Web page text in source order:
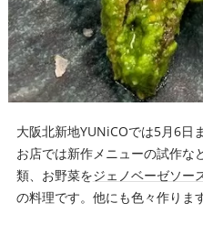
大阪北新地YUNiCOでは5月6日
お店では新作メニューの試作な
類、お野菜をジェノベーゼソー
の料理です。他にも色々作りま